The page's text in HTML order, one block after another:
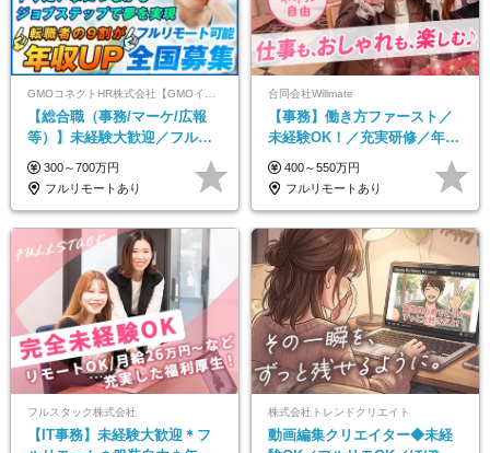
【総合職（事務/マーケ/広報
等）】未経験大歓迎／フルリ
モ可で全国募集！年収アップ
多数★年休最大130日★
300～700万円
フルリモートあり
合同会社Willmate
【事務】働き方ファースト／
未経験OK！／充実研修／年休
127日～／残業なし／平均20代
／リモートOK
400～550万円
フルリモートあり
フルスタック株式会社
【IT事務】未経験大歓迎＊フ
株式会社トレンドクリエイト
動画編集クリエイター◆未経